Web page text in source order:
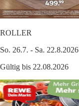
ROLLER
So. 26.7. - Sa. 22.8.2026
Gültig bis 22.08.2026